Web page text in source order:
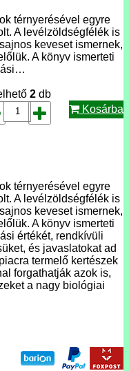
térnyerésével egyre
A levélzöldségfélék is
keveset ismernek,
A könyv ismerteti
2 db
Kosárba
térnyerésével egyre
A levélzöldségfélék is
keveset ismernek,
A könyv ismerteti
értékét, rendkívüli
és javaslatokat ad
termelő kertészek
forgathatják azok is,
a nagy biológiai